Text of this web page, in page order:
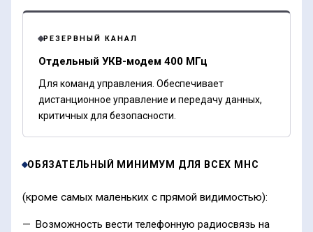
РЕЗЕРВНЫЙ КАНАЛ
Отдельный УКВ-модем 400 МГц
Для команд управления. Обеспечивает
дистанционное управление и передачу данных,
критичных для безопасности.
ОБЯЗАТЕЛЬНЫЙ МИНИМУМ ДЛЯ ВСЕХ МНС
(кроме самых маленьких с прямой видимостью):
Возможность вести телефонную радиосвязь на